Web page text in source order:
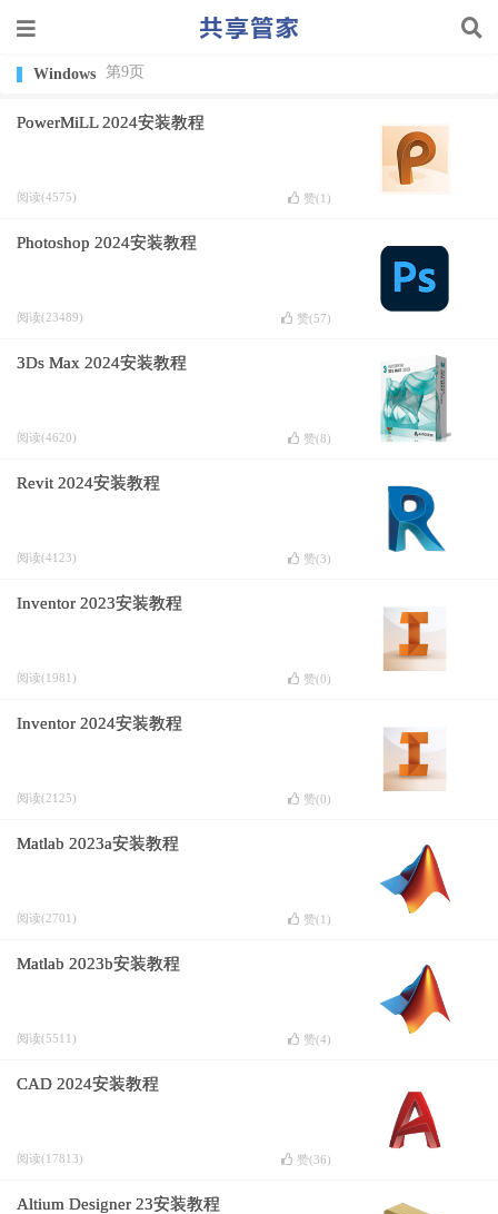
Windows 第9页
PowerMiLL 2024安装教程
阅读(4575) 赞(1 )
Photoshop 2024安装教程
阅读(23489) 赞(57)
3Ds Max 2024安装教程
阅读(4620) 赞(8)
Revit 2024安装教程
阅读(4123) 赞(3)
Inventor 2023安装教程
阅读(1981) 赞(0)
Inventor 2024安装教程
阅读(2125) 赞(0)
Matlab 2023a安装教程
阅读(2701) 赞(1 )
Matlab 2023b安装教程
阅读(5511) 赞(4)
CAD 2024安装教程
阅读(17813) 赞(36)
Altium Designer 23安装教程